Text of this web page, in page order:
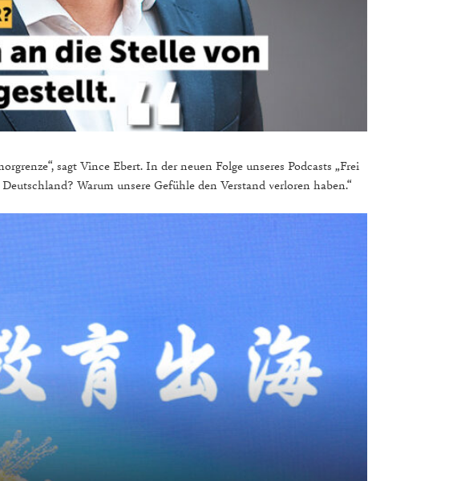
sagt Vince Ebert. In der neuen Folge unseres Podcasts „Frei
Warum unsere Gefühle den Verstand verloren haben.“